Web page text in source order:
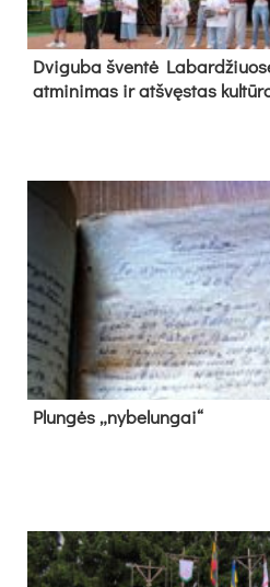
Dvi­gu­ba šven­tė
at­mi­ni­mas ir at­švęs­tas
Plun­gės „ny­be­lun­gai“